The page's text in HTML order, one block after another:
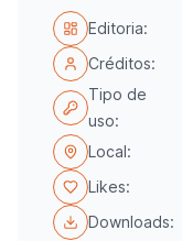
Editoria:
Créditos:
Tipo de
uso:
Local:
Likes:
Downloads: